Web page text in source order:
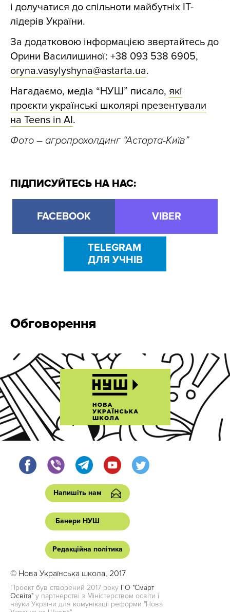
і долучатися до спільноти майбутніх ІТ-
лідерів України.
За додатковою інформацією звертайтесь до
Орини Василишиної: +38 093 538 6905,
oryna.vasylyshyna@astarta.ua.
Нагадаємо, медіа “НУШ” писало, які
проєкти українські школярі презентували
на Teens in AI.
Фото – агропрохолдинг “Астарта-Київ”
ПІДПИСУЙТЕСЬ НА НАС:
FACEBOOK VIBER
TELEGRAM
ДЛЯ УЧНІВ
Обговорення
Напишіть нам
Банери НУШ
Редакційна політика
© Нова Українська школа, 2017
Проект був створений 2017 року ГО "Смарт
Освіта" у партнерстві з Міністерством освіти і
науки України для комунікації реформи "Нова